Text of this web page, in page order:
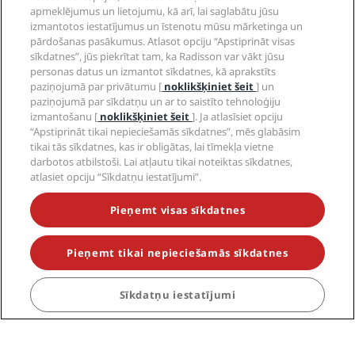
Pieprasīti galamērķi
Tiešās saites
Tūrisma speciālisti
Uzņēmumiem
Juridiskā informācija
Palīdzība
Sociālie mediji
apmeklējumus un lietojumu, kā arī, lai saglabātu jūsu
izmantotos iestatījumus un īstenotu mūsu mārketinga un
pārdošanas pasākumus. Atlasot opciju “Apstiprināt visas
sīkdatnes”, jūs piekrītat tam, ka Radisson var vākt jūsu
personas datus un izmantot sīkdatnes, kā aprakstīts
paziņojumā par privātumu [ noklikšķiniet šeit] un
paziņojumā par sīkdatņu un ar to saistīto tehnoloģiju
izmantošanu [ noklikšķiniet šeit]. Ja atlasīsiet opciju
“Apstiprināt tikai nepieciešamās sīkdatnes”, mēs glabāsim
tikai tās sīkdatnes, kas ir obligātas, lai tīmekļa vietne
darbotos atbilstoši. Lai atļautu tikai noteiktas sīkdatnes,
atlasiet opciju “Sīkdatņu iestatījumi”.
Pieņemt visas sīkdatnes
Pieņemt tikai nepieciešamās sīkdatnes
Sīkdatņu iestatījumi